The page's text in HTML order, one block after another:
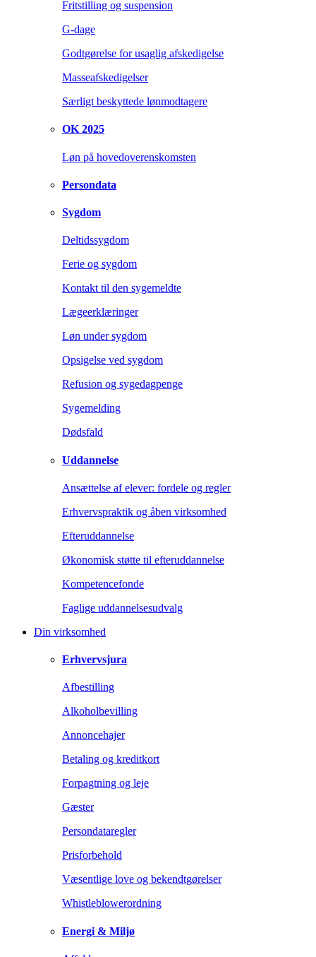
Fritstilling og suspension
G-dage
Godtgørelse for usaglig afskedigelse
Masseafskedigelser
Særligt beskyttede lønmodtagere
OK 2025
Løn på hovedoverenskomsten
Persondata
Sygdom
Deltidssygdom
Ferie og sygdom
Kontakt til den sygemeldte
Lægeerklæringer
Løn under sygdom
Opsigelse ved sygdom
Refusion og sygedagpenge
Sygemelding
Dødsfald
Uddannelse
Ansættelse af elever: fordele og regler
Erhvervspraktik og åben virksomhed
Efteruddannelse
Økonomisk støtte til efteruddannelse
Kompetencefonde
Faglige uddannelsesudvalg
Din virksomhed
Erhvervsjura
Afbestilling
Alkoholbevilling
Annoncehajer
Betaling og kreditkort
Forpagtning og leje
Gæster
Persondataregler
Prisforbehold
Væsentlige love og bekendtgørelser
Whistleblowerordning
Energi & Miljø